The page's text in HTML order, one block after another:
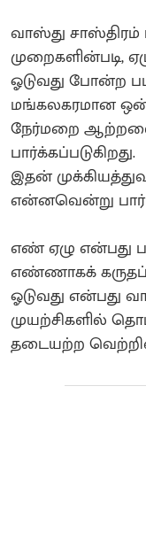
வாஸ்து சாஸ்திரம்
முறைகளின்படி,
ஓடுவது போன்ற
மங்கலகரமான
நேர்மறை ஆற்றலை
பார்க்கப்படுகிறது.
​இதன்
என்னவென்று
​எண் ஏழு என்பது
எண்ணாகக்
ஓடுவது என்பது
முயற்சிகளில்
தடையற்ற